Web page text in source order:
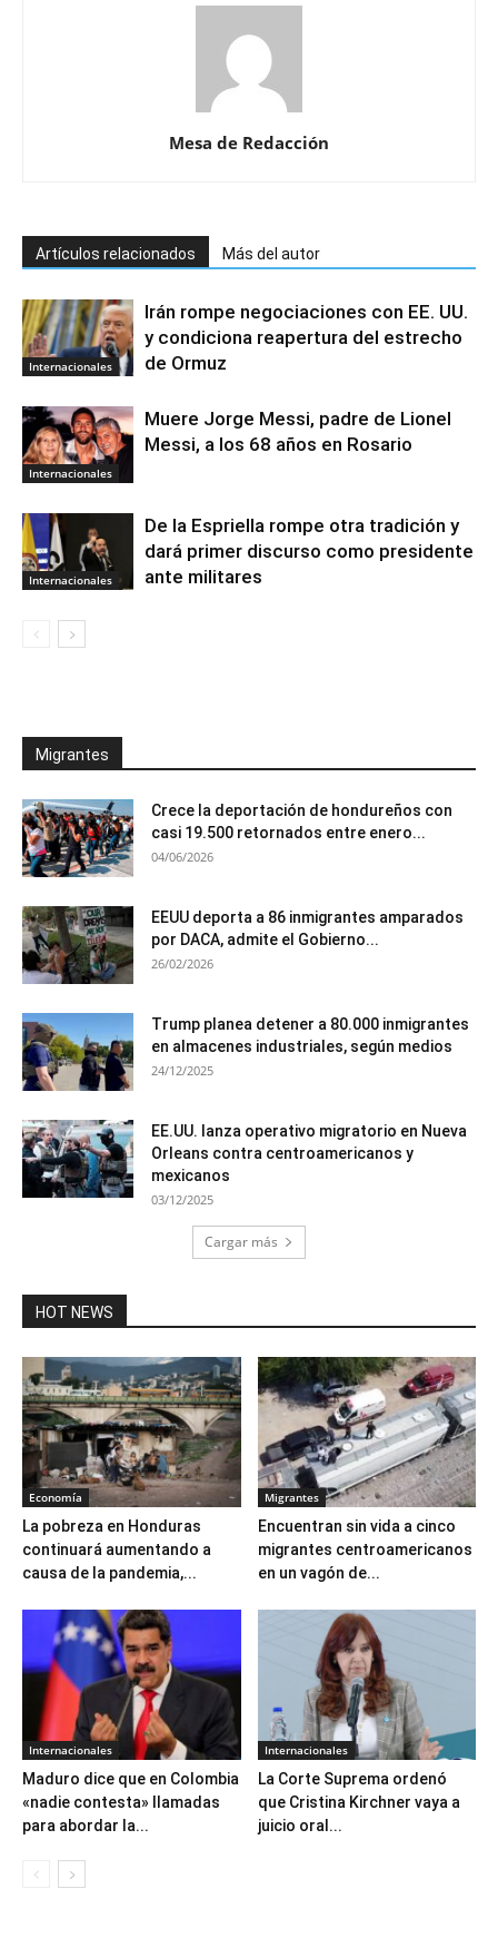
Mesa de Redacción
Artículos relacionados Más del autor
Internacionales
Irán rompe negociaciones con EE. UU.
y condiciona reapertura del estrecho
de Ormuz
Internacionales
Muere Jorge Messi, padre de Lionel
Messi, a los 68 años en Rosario
Internacionales
De la Espriella rompe otra tradición y
dará primer discurso como presidente
ante militares
Migrantes
Crece la deportación de hondureños con
casi 19.500 retornados entre enero...
04/06/2026
EEUU deporta a 86 inmigrantes amparados
por DACA, admite el Gobierno...
26/02/2026
Trump planea detener a 80.000 inmigrantes
en almacenes industriales, según medios
24/12/2025
EE.UU. lanza operativo migratorio en Nueva
Orleans contra centroamericanos y
mexicanos
03/12/2025
Cargar más
HOT NEWS
Economía
La pobreza en Honduras
continuará aumentando a
causa de la pandemia,...
Migrantes
Encuentran sin vida a cinco
migrantes centroamericanos
en un vagón de...
Internacionales
Maduro dice que en Colombia
«nadie contesta» llamadas
para abordar la...
Internacionales
La Corte Suprema ordenó
que Cristina Kirchner vaya a
juicio oral...